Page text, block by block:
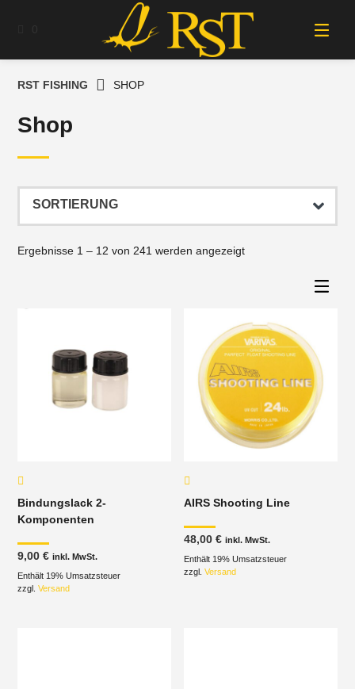
RST FISHING SHOP
Shop
Ergebnisse 1 – 12 von 241 werden angezeigt
Bindungslack 2-
Komponenten
9,00€ inkl. MwSt.
Enthält 19% Umsatzsteuer
zzgl.Versand
AIRS Shooting Line
48,00€ inkl. MwSt.
Enthält 19% Umsatzsteuer
zzgl.Versand